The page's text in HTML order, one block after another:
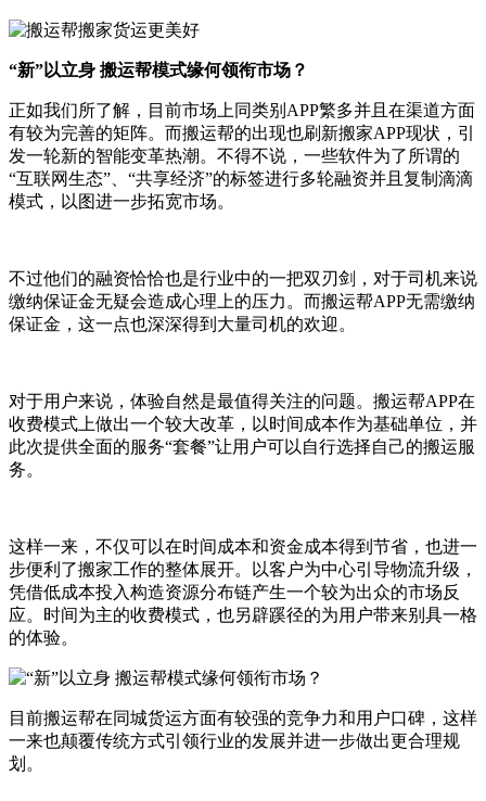
“新”以立身 搬运帮模式缘何领衔市场？
正如我们所了解，目前市场上同类别APP繁多并且在渠道方面
有较为完善的矩阵。而搬运帮的出现也刷新搬家APP现状，引
发一轮新的智能变革热潮。不得不说，一些软件为了所谓的
“互联网生态”、“共享经济”的标签进行多轮融资并且复制滴滴
模式，以图进一步拓宽市场。
不过他们的融资恰恰也是行业中的一把双刃剑，对于司机来说
缴纳保证金无疑会造成心理上的压力。而搬运帮APP无需缴纳
保证金，这一点也深深得到大量司机的欢迎。
对于用户来说，体验自然是最值得关注的问题。搬运帮APP在
收费模式上做出一个较大改革，以时间成本作为基础单位，并
此次提供全面的服务“套餐”让用户可以自行选择自己的搬运服
务。
这样一来，不仅可以在时间成本和资金成本得到节省，也进一
步便利了搬家工作的整体展开。以客户为中心引导物流升级，
凭借低成本投入构造资源分布链产生一个较为出众的市场反
应。时间为主的收费模式，也另辟蹊径的为用户带来别具一格
的体验。
目前搬运帮在同城货运方面有较强的竞争力和用户口碑，这样
一来也颠覆传统方式引领行业的发展并进一步做出更合理规
划。